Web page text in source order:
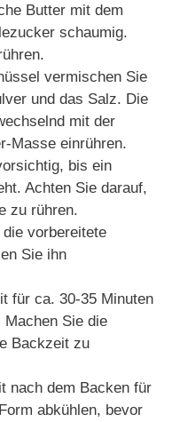
Butter mit dem
schaumig.
vermischen Sie
und das Salz. Die
mit der
Masse einrühren.
bis ein
Achten Sie darauf,
zu rühren.
die vorbereitete
Sie ihn
für ca. 30-35 Minuten
Sie die
Backzeit zu
nach dem Backen für
abkühlen, bevor